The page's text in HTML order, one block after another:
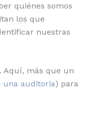
quiénes somos
los que
nuestras
Aquí, más que un
una auditoria) para